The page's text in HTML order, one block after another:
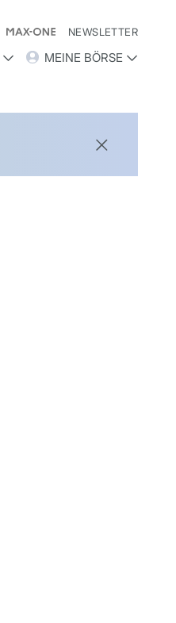
NEWSLETTER
MEINE BÖRSE